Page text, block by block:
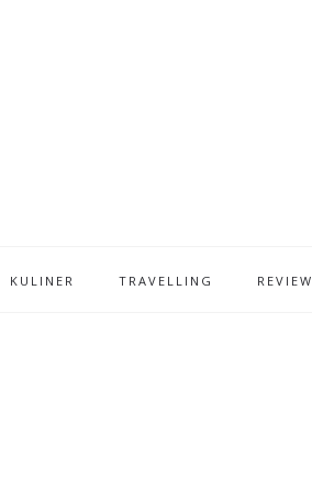
KULINER TRAVELLING REVIEW